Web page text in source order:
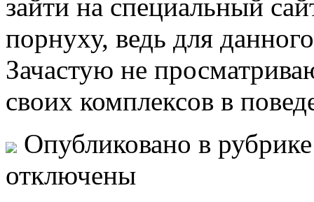
зайти на специальный
порнуху, ведь для
Зачастую не
своих комплексов в
Опубликовано в
отключены